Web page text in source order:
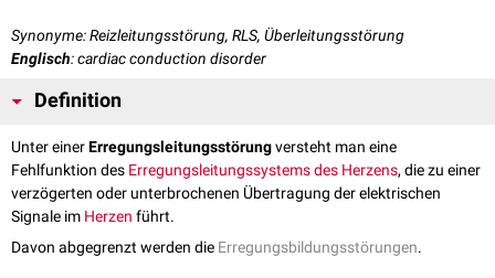
Synonyme: Reizleitungsstörung, RLS, Überleitungsstörung
Englisch: cardiac conduction disorder
Definition
Unter einerErregungsleitungsstörungversteht man eine
Fehlfunktion des Erregungsleitungssystems des Herzens, die zu einer
verzögerten oder unterbrochenen Übertragung der elektrischen
Signale im Herzen führt.
Davon abgegrenzt werden die Erregungsbildungsstörungen.